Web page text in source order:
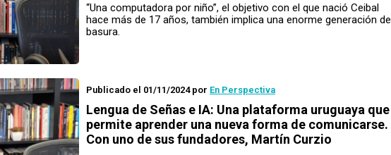
“Una computadora por niño”, el objetivo con el que nació Ceibal
hace más de 17 años, también implica una enorme generación de
basura.
Publicado el 01/11/2024por En Perspectiva
Lengua de Señas e IA: Una plataforma uruguaya que
permite aprender una nueva forma de comunicarse.
Con uno de sus fundadores, Martín Curzio